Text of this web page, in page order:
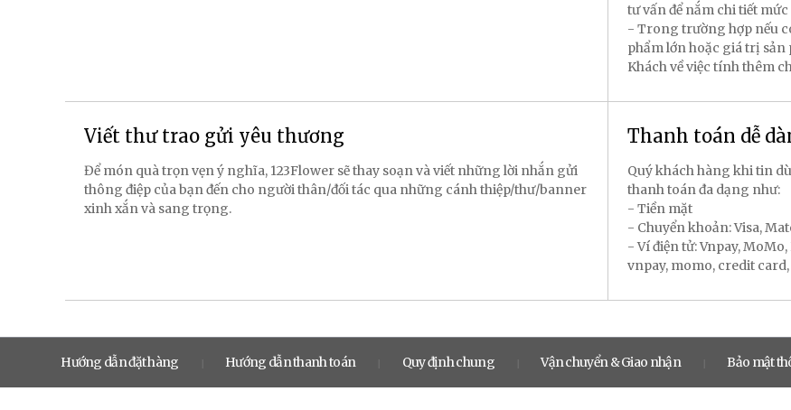
tư vấn để nắm chi tiết
- Trong trường hợp nếu
phẩm lớn hoặc giá trị sản
Khách về việc tính thêm
Viết thư trao gửi yêu thương
Để món quà trọn vẹn ý nghĩa, 123Flower sẽ thay soạn và viết những lời nhắn gửi
thông điệp của bạn đến cho người thân/đối tác qua những cánh thiệp/thư/banner
xinh xắn và sang trọng.
Thanh toán dễ
Quý khách hàng khi tin
thanh toán đa dạng như:
- Tiền mặt
- Chuyển khoản: Visa,
- Ví điện tử: Vnpay,
vnpay, momo, credit card,
Hướng dẫn đặt hàng Hướng dẫn thanh toán Quy định chung Vận chuyển & Giao nhận Bảo mật